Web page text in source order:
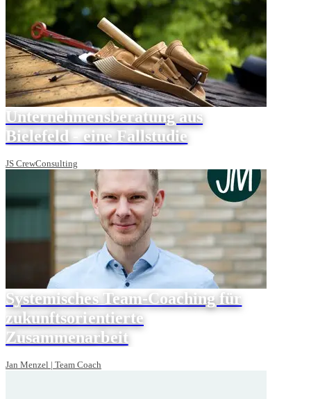
Unternehmensberatung aus
Bielefeld - eine Fallstudie
JS CrewConsulting
Systemisches Team-Coaching für
zukunftsorientierte
Zusammenarbeit
Jan Menzel | Team Coach